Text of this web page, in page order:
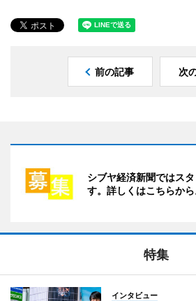
前の記事 次
シブヤ経済新聞ではス
す。詳しくはこちらから
特集
インタビュー